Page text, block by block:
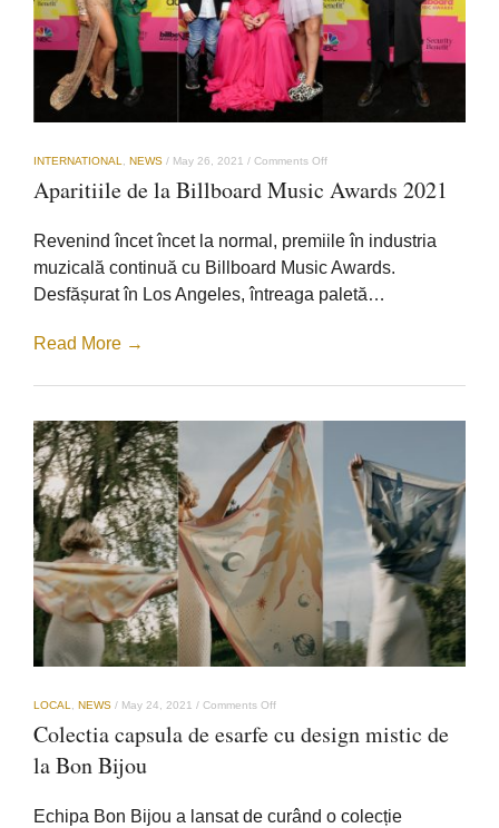
INTERNATIONAL, NEWS / May 26, 2021 / Comments Offon
de
Music
Awards
2021
Aparitiile de la Billboard Music Awards 2021
Revenind încet încet la normal, premiile în industria
muzicală continuă cu Billboard Music Awards.
Desfășurat în Los Angeles, întreaga paletă…
Read More →
LOCAL NEWS / May 24, 2021 / Comments Offon
capsula
mistic
Colectia capsula de esarfe cu design mistic de
la Bon Bijou
Echipa Bon Bijou a lansat de curând o colecție